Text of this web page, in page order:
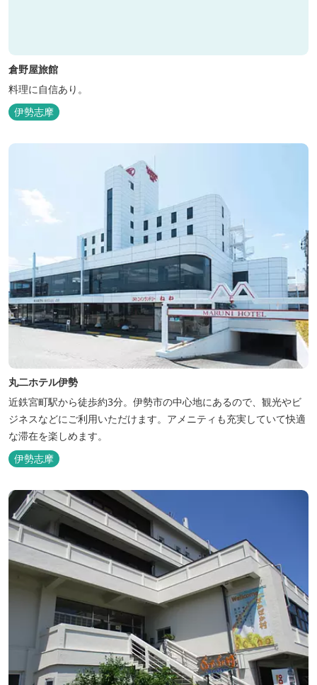
倉野屋旅館
料理に自信あり。
伊勢志摩
丸二ホテル伊勢
近鉄宮町駅から徒歩約3分。伊勢市の中心地にあるので、観光やビ
ジネスなどにご利用いただけます。アメニティも充実していて快適
な滞在を楽しめます。
伊勢志摩